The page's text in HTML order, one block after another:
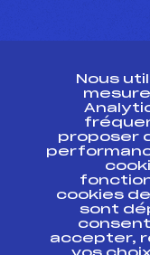
ESPACE PRESSE
Ressources
Pass’Neige
Projet
Projet de
Antidopage
Pôle
Scientifique
Nous
proposer
cookies
sont
accepter,